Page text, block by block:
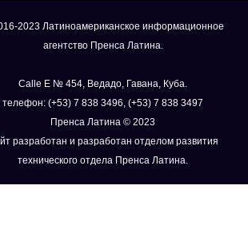
2023 Латиноамериканское информационное
агентство Пренса Латина.
Calle E № 454, Ведадо, Гавана, Куба.
телефон: (+53) 7 838 3496, (+53) 7 838 3497
Пренса Латина © 2023
разработан и разработан отделом развития
технического отдела Пренса Латина.